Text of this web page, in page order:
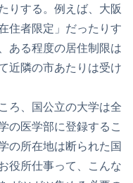
りする。例えば、大阪
住者限定」だったりす
ある程度の居住制限は
近隣の市あたりは受け
ろ、国公立の大学は全
の医学部に登録するこ
の所在地は断られた国
役所仕事って、こんな